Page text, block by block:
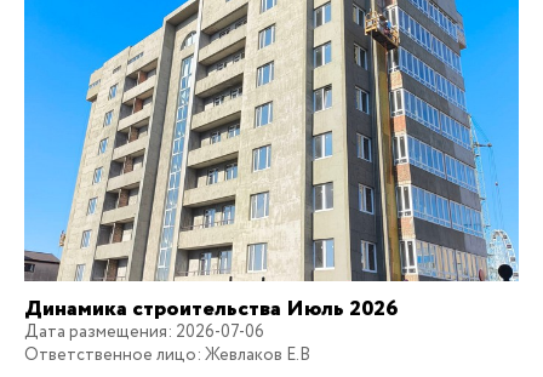
Динамика строительства Июль 2026
Дата размещения: 2026-07-06
Ответственное лицо: Жевлаков Е.В